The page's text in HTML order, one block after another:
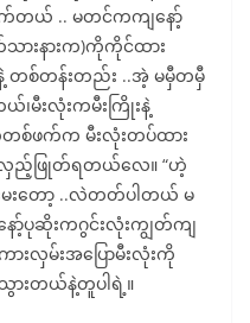
က်တယ် .. မတင်ကကျနော့်
သားနားက)ကိုကိုင်ထား
တစ်တန်းတည်း ..အဲ့ မမှီတမှီ
၊မီးလုံးကမီးကြိုးနဲ့
စ်ဖက်က မီးလုံးတပ်ထား
ည့်ဖြုတ်ရတယ်လေ။ “ဟဲ့
းတော့ ..လဲတတ်ပါတယ် မ
ာ့်ပုဆိုးကဂွင်းလုံးကျွတ်ကျ
ားလှမ်းအပြောမီးလုံးကို
းတယ်နဲ့တူပါရဲ့။